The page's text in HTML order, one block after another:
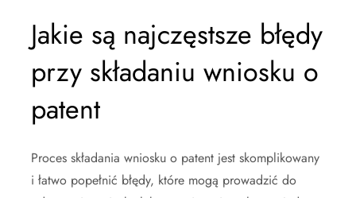
Jakie są najczęstsze błędy
przy składaniu wniosku o
patent
Proces składania wniosku o patent jest skomplikowany
i łatwo popełnić błędy, które mogą prowadzić do